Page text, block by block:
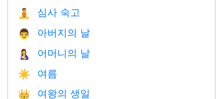
🧘 심사 숙고
👨 아버지의 날
🤱 어머니의 날
☀️ 여름
👑 여왕의 생일